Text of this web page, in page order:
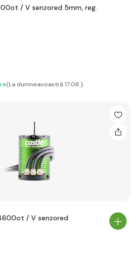
/ V senzored 5mm, reg.
(La dumneavoastră 17.08.)
/ V senzored